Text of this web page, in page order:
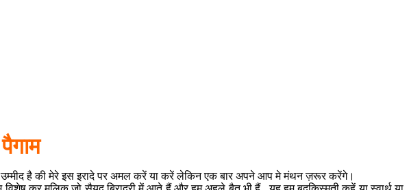
है की मेरे इस इरादे पर अमल करें या करें लेकिन एक बार अपने आप मे मंथन ज़रूर करेंगे।